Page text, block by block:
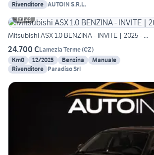
Rivenditore AUTOIN S.R.L.
23
Mitsubishi ASX 1.0 BENZINA - INVITE | 2025 - ...
24.700 €Lamezia Terme(CZ)
Km0
12/2025 Benzina
Manuale
Rivenditore Paradiso Srl